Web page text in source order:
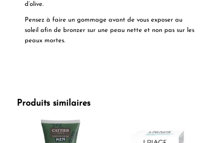
d’olive.
Pensez à faire un gommage avant de vous exposer au
soleil afin de bronzer sur une peau nette et non pas sur les
peaux mortes.
Produits similaires